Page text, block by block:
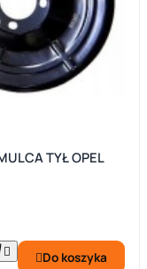
TYŁ OPEL
 Do koszyka